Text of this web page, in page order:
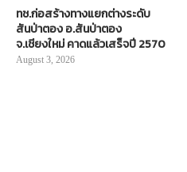
ทช.ก่อสร้างทางแยกต่างระดับ
สันป่าตอง อ.สันป่าตอง
จ.เชียงใหม่ คาดแล้วเสร็จปี 2570
August 3, 2026